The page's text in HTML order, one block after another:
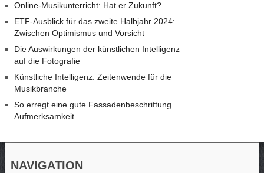
Online-Musikunterricht: Hat er Zukunft?
ETF-Ausblick für das zweite Halbjahr 2024:
Zwischen Optimismus und Vorsicht
Die Auswirkungen der künstlichen Intelligenz
auf die Fotografie
Künstliche Intelligenz: Zeitenwende für die
Musikbranche
So erregt eine gute Fassadenbeschriftung
Aufmerksamkeit
NAVIGATION